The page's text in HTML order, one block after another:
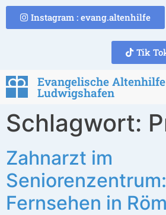
Instagram : evang.altenhilfe
Tik
Evangelische Altenhilfe
Ludwigshafen
Schlagwort:
Zahnarzt im
Fernsehen in